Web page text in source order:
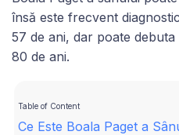
însă este frecvent
57 de ani, dar poate
80 de ani.
Table of Content
Ce Este Boala Paget a